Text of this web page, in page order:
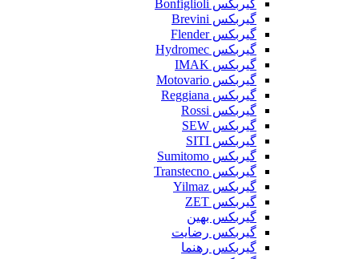
گیربکس Bonfiglioli
گیربکس Brevini
گیربکس Flender
گیربکس Hydromec
گیربکس IMAK
گیربکس Motovario
گیربکس Reggiana
گیربکس Rossi
گیربکس SEW
گیربکس SITI
گیربکس Sumitomo
گیربکس Transtecno
گیربکس Yilmaz
گیربکس ZET
گیربکس بهین
گیربکس رضایت
گیربکس رهنما